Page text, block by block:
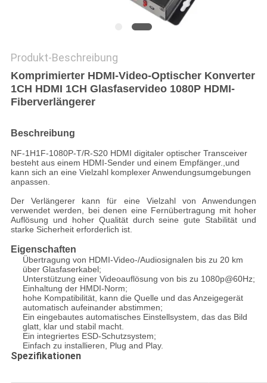
EIN
ZITAT
DATENSCHUTZRICHTLINIE
Produkt-Beschreibung
Komprimierter HDMI-Video-Optischer Konverter
1CH HDMI 1CH Glasfaservideo 1080P HDMI-
Fiberverlängerer
Beschreibung
NF-1H1F-1080P-T/R-S20 HDMI digitaler optischer Transceiver
besteht aus einem HDMI-Sender und einem Empfänger.,und
kann sich an eine Vielzahl komplexer Anwendungsumgebungen
anpassen.
Der Verlängerer kann für eine Vielzahl von Anwendungen
verwendet werden, bei denen eine Fernübertragung mit hoher
Auflösung und hoher Qualität durch seine gute Stabilität und
starke Sicherheit erforderlich ist.
Eigenschaften
Übertragung von HDMI-Video-/Audiosignalen bis zu 20 km
über Glasfaserkabel;
Unterstützung einer Videoauflösung von bis zu 1080p@60Hz;
Einhaltung der HMDI-Norm;
hohe Kompatibilität, kann die Quelle und das Anzeigegerät
automatisch aufeinander abstimmen;
Ein eingebautes automatisches Einstellsystem, das das Bild
glatt, klar und stabil macht.
Ein integriertes ESD-Schutzsystem;
Einfach zu installieren, Plug and Play.
Spezifikationen